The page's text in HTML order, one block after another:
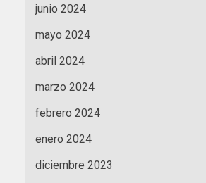
junio 2024
mayo 2024
abril 2024
marzo 2024
febrero 2024
enero 2024
diciembre 2023